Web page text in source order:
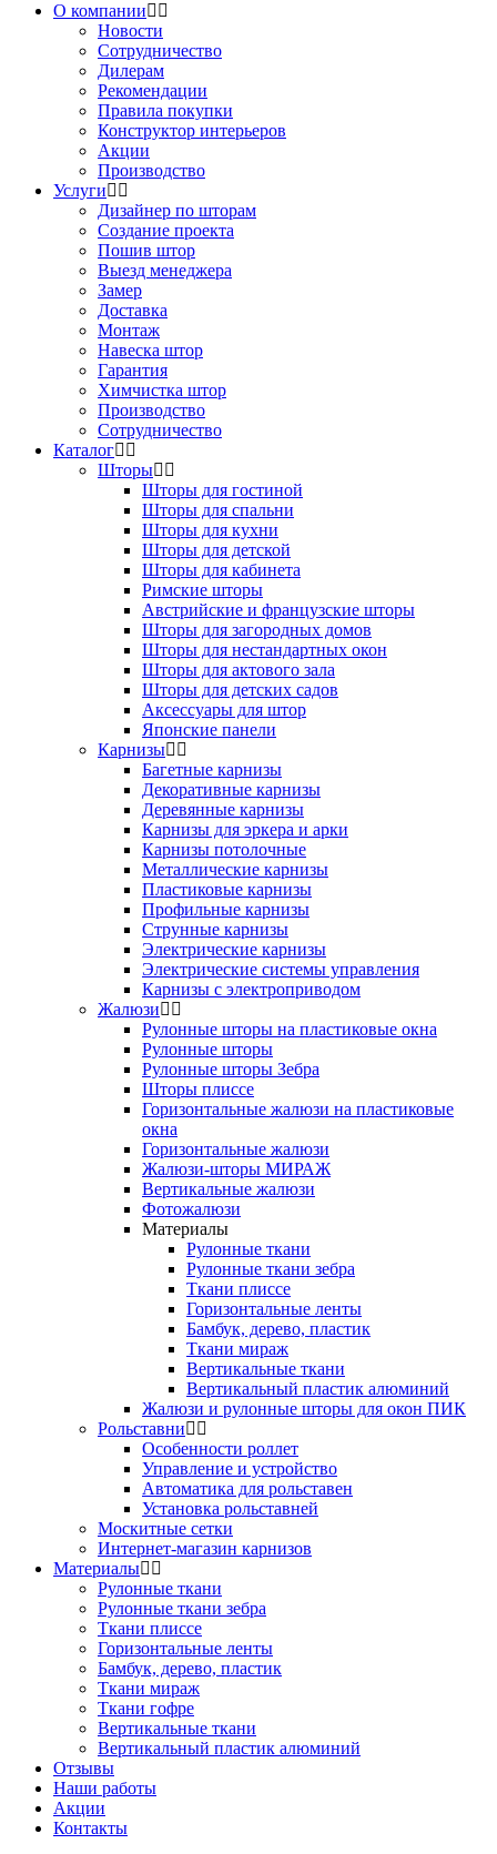
О компании
Новости
Сотрудничество
Дилерам
Рекомендации
Правила покупки
Конструктор интерьеров
Акции
Производство
Услуги
Дизайнер по шторам
Создание проекта
Пошив штор
Выезд менеджера
Замер
Доставка
Монтаж
Навеска штор
Гарантия
Химчистка штор
Производство
Сотрудничество
Каталог
Шторы
Шторы для гостиной
Шторы для спальни
Шторы для кухни
Шторы для детской
Шторы для кабинета
Римские шторы
Австрийские и французские шторы
Шторы для загородных домов
Шторы для нестандартных окон
Шторы для актового зала
Шторы для детских садов
Аксессуары для штор
Японские панели
Карнизы
Багетные карнизы
Декоративные карнизы
Деревянные карнизы
Карнизы для эркера и арки
Карнизы потолочные
Металлические карнизы
Пластиковые карнизы
Профильные карнизы
Струнные карнизы
Электрические карнизы
Электрические системы управления
Карнизы с электроприводом
Жалюзи
Рулонные шторы на пластиковые окна
Рулонные шторы
Рулонные шторы Зебра
Шторы плиссе
Горизонтальные жалюзи на пластиковые
окна
Горизонтальные жалюзи
Жалюзи-шторы МИРАЖ
Вертикальные жалюзи
Фотожалюзи
Материалы
Рулонные ткани
Рулонные ткани зебра
Ткани плиссе
Горизонтальные ленты
Бамбук, дерево, пластик
Ткани мираж
Вертикальные ткани
Вертикальный пластик алюминий
Жалюзи и рулонные шторы для окон ПИК
Рольставни
Особенности роллет
Управление и устройство
Автоматика для рольставен
Установка рольставней
Москитные сетки
Интернет-магазин карнизов
Материалы
Рулонные ткани
Рулонные ткани зебра
Ткани плиссе
Горизонтальные ленты
Бамбук, дерево, пластик
Ткани мираж
Ткани гофре
Вертикальные ткани
Вертикальный пластик алюминий
Отзывы
Наши работы
Акции
Контакты